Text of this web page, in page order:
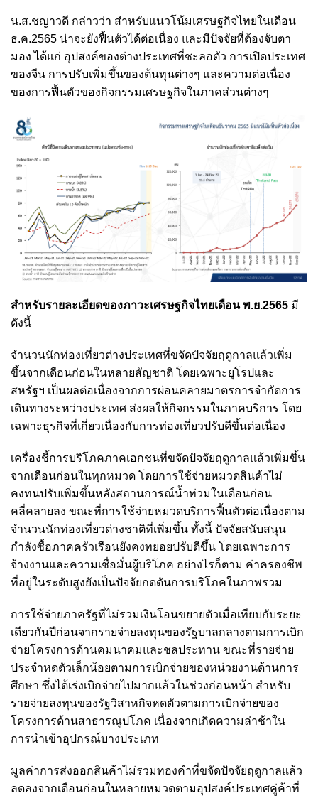
น.ส.ชญาวดี กล่าวว่า สำหรับแนวโน้มเศรษฐกิจไทยในเดือน
ธ.ค.2565 น่าจะยังฟื้นตัวได้ต่อเนื่อง และมีปัจจัยที่ต้องจับตา
มอง ได้แก่ อุปสงค์ของต่างประเทศที่ชะลอตัว การเปิดประเทศ
ของจีน การปรับเพิ่มขึ้นของต้นทุนต่างๆ และความต่อเนื่อง
ของการฟื้นตัวของกิจกรรมเศรษฐกิจในภาคส่วนต่างๆ
สำหรับรายละเอียดของภาวะเศรษฐกิจไทยเดือน พ.ย.2565 มี
ดังนี้
จำนวนนักท่องเที่ยวต่างประเทศที่ขจัดปัจจัยฤดูกาลแล้วเพิ่ม
ขึ้นจากเดือนก่อนในหลายสัญชาติ โดยเฉพาะยุโรปและ
สหรัฐฯ เป็นผลต่อเนื่องจากการผ่อนคลายมาตรการจำกัดการ
เดินทางระหว่างประเทศ ส่งผลให้กิจกรรมในภาคบริการ โดย
เฉพาะธุรกิจที่เกี่ยวเนื่องกับการท่องเที่ยวปรับดีขึ้นต่อเนื่อง
เครื่องชี้การบริโภคภาคเอกชนที่ขจัดปัจจัยฤดูกาลแล้วเพิ่มขึ้น
จากเดือนก่อนในทุกหมวด โดยการใช้จ่ายหมวดสินค้าไม่
คงทนปรับเพิ่มขึ้นหลังสถานการณ์น้ำท่วมในเดือนก่อน
คลี่คลายลง ขณะที่การใช้จ่ายหมวดบริการฟื้นตัวต่อเนื่องตาม
จำนวนนักท่องเที่ยวต่างชาติที่เพิ่มขึ้น ทั้งนี้ ปัจจัยสนับสนุน
กำลังซื้อภาคครัวเรือนยังคงทยอยปรับดีขึ้น โดยเฉพาะการ
จ้างงานและความเชื่อมั่นผู้บริโภค อย่างไรก็ตาม ค่าครองชีพ
ที่อยู่ในระดับสูงยังเป็นปัจจัยกดดันการบริโภคในภาพรวม
การใช้จ่ายภาครัฐที่ไม่รวมเงินโอนขยายตัวเมื่อเทียบกับระยะ
เดียวกันปีก่อนจากรายจ่ายลงทุนของรัฐบาลกลางตามการเบิก
จ่ายโครงการด้านคมนาคมและชลประทาน ขณะที่รายจ่าย
ประจำหดตัวเล็กน้อยตามการเบิกจ่ายของหน่วยงานด้านการ
ศึกษา ซึ่งได้เร่งเบิกจ่ายไปมากแล้วในช่วงก่อนหน้า สำหรับ
รายจ่ายลงทุนของรัฐวิสาหกิจหดตัวตามการเบิกจ่ายของ
โครงการด้านสาธารณูปโภค เนื่องจากเกิดความล่าช้าใน
การนำเข้าอุปกรณ์บางประเภท
มูลค่าการส่งออกสินค้าไม่รวมทองคำที่ขจัดปัจจัยฤดูกาลแล้ว
ลดลงจากเดือนก่อนในหลายหมวดตามอุปสงค์ประเทศคู่ค้าที่